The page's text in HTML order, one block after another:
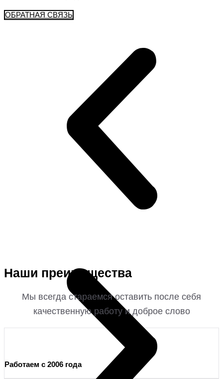
ОБРАТНАЯ СВЯЗЬ
Наши преимущества
Мы всегда стараемся оставить после себя
качественную работу и доброе слово
Работаем с 2006 года